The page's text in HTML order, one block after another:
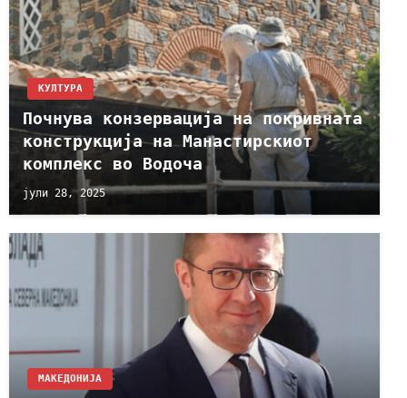
КУЛТУРА
Почнува конзервација на покривната
конструкција на Манастирскиот
комплекс во Водоча
јули 28, 2025
МАКЕДОНИЈА